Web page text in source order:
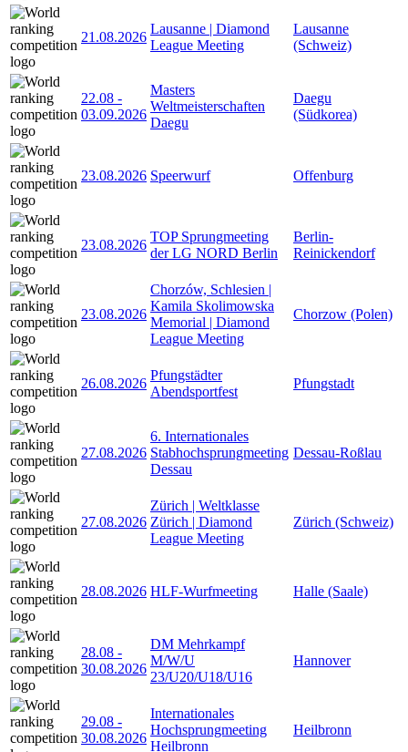
21.08.2026
Lausanne | Diamond
League Meeting
Lausanne
(Schweiz)
22.08 -
03.09.2026
Masters
Weltmeisterschaften
Daegu
Daegu
(Südkorea)
23.08.2026 Speerwurf Offenburg
23.08.2026
TOP Sprungmeeting
der LG NORD Berlin
Berlin-
Reinickendorf
23.08.2026
Chorzów, Schlesien |
Kamila Skolimowska
Memorial | Diamond
League Meeting
Chorzow (Polen)
26.08.2026
Pfungstädter
Abendsportfest
Pfungstadt
27.08.2026
6. Internationales
Stabhochsprungmeeting
Dessau
Dessau-Roßlau
27.08.2026
Zürich | Weltklasse
Zürich | Diamond
League Meeting
Zürich (Schweiz)
28.08.2026 HLF-Wurfmeeting Halle (Saale)
28.08 -
30.08.2026
DM Mehrkampf
M/W/U
23/U20/U18/U16
Hannover
29.08 -
30.08.2026
Internationales
Hochsprungmeeting
Heilbronn
Heilbronn